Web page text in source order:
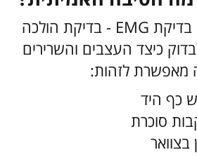
כאן נכנסת לתמונה בדיקת EMG - בדיקת הולכה
כיצד העצבים והשרירים
מאפשרת לזהות:
כף היד
סוכרת